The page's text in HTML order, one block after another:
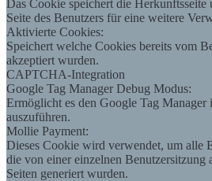
Das Cookie speichert die Herkunftsseite
Seite des Benutzers für eine weitere
Aktivierte Cookies:
Speichert welche Cookies bereits vom
akzeptiert wurden.
CAPTCHA-Integration
Google Tag Manager Debug Modus:
Ermöglicht es den Google Tag
auszuführen.
Mollie Payment:
Dieses Cookie wird verwendet, um alle
die von einer einzelnen Benutzersitzung
Seiten generiert wurden.